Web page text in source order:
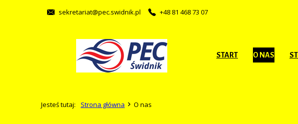
sekretariat@pec.swidnik.pl +48 81 468 73 07
START O NAS
Jesteś tutaj: Strona główna O nas